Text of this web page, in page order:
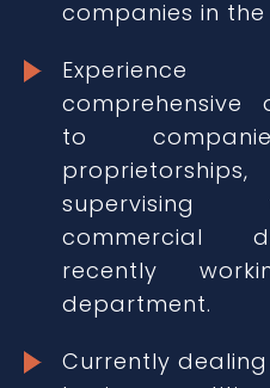
companies in
comprehensive
to
supervising
commercial
recently
department.
Currently